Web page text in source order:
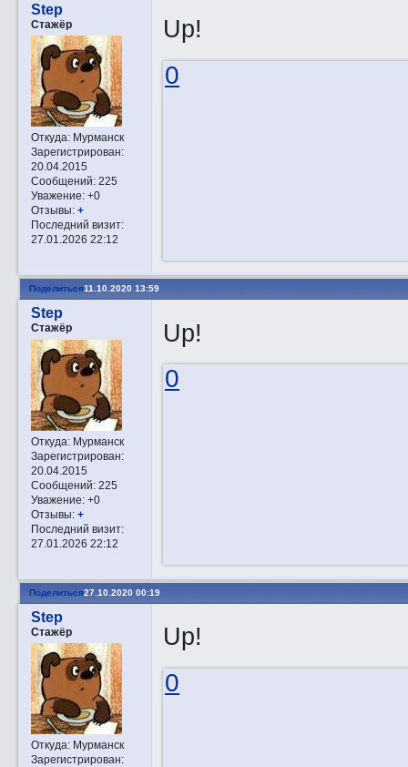
Step
Стажёр
Откуда:Мурманск
Зарегистрирован:
20.04.2015
Сообщений:225
Уважение: +0
Отзывы: +
Последний визит:
27.01.2026 22:12
Up!
0
Поделиться11.10.2020 13:59
Step
Стажёр
Откуда:Мурманск
Зарегистрирован:
20.04.2015
Сообщений:225
Уважение: +0
Отзывы: +
Последний визит:
27.01.2026 22:12
Up!
0
Поделиться27.10.2020 00:19
Step
Стажёр
Откуда:Мурманск
Зарегистрирован:
Up!
0